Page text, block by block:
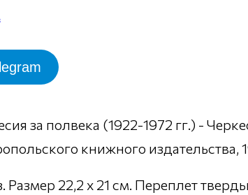
за полвека (1922-1972 гг.) -
книжного издательства,
Размер 22,2 х 21 см. Переплет